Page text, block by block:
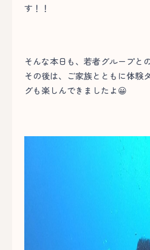
す！！
そんな本日も、若者グループと
その後は、ご家族とともに体験
グも楽しんできましたよ😀